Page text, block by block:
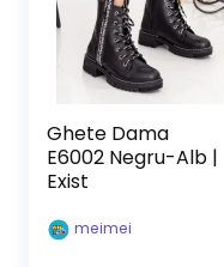
Ghete Dama
E6002 Negru-Alb |
Exist
meimei